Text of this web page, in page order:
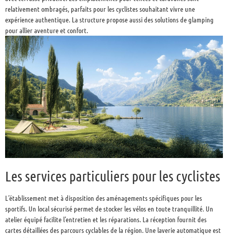
relativement ombragés, parfaits pour les cyclistes souhaitant vivre une
expérience authentique. La structure propose aussi des solutions de glamping
pour allier aventure et confort.
Les services particuliers pour les cyclistes
L’établissement met à disposition des aménagements spécifiques pour les
sportifs. Un local sécurisé permet de stocker les vélos en toute tranquillité. Un
atelier équipé facilite l’entretien et les réparations. La réception fournit des
cartes détaillées des parcours cyclables de la région. Une laverie automatique est